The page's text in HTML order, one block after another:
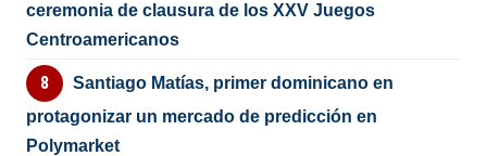
ceremonia de clausura de los XXV Juegos
Centroamericanos
Santiago Matías, primer dominicano en
protagonizar un mercado de predicción en
Polymarket